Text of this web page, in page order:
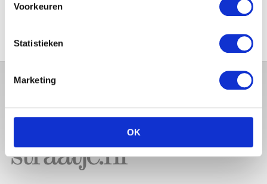
Voorkeuren
Statistieken
Marketing
OK